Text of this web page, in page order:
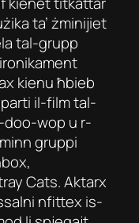
ta’ żminijiet
tal-grupp
kienu ħbieb
il-film tal-
doo-wop u r-
gruppi
Cats. Aktarx
nfittex is-